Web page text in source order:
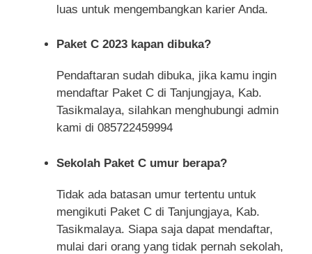
luas untuk mengembangkan karier Anda.
Paket C 2023 kapan dibuka?
Pendaftaran sudah dibuka, jika kamu ingin
mendaftar Paket C di Tanjungjaya, Kab.
Tasikmalaya, silahkan menghubungi admin
kami di 085722459994
Sekolah Paket C umur berapa?
Tidak ada batasan umur tertentu untuk
mengikuti Paket C di Tanjungjaya, Kab.
Tasikmalaya. Siapa saja dapat mendaftar,
mulai dari orang yang tidak pernah sekolah,